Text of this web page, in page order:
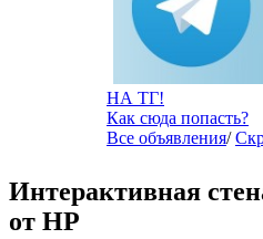
НА ТГ!
Как сюда попасть?
Все объявления/
Интерактивная
от HP